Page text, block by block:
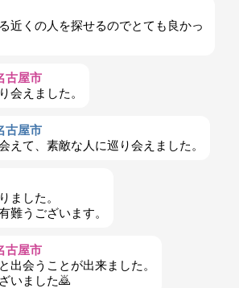
近くの人を探せるのでとても良かっ
古屋市
会えました。
古屋市
えて、素敵な人に巡り会えました。
ました。
難うございます。
古屋市
出会うことが出来ました。
いました🙇